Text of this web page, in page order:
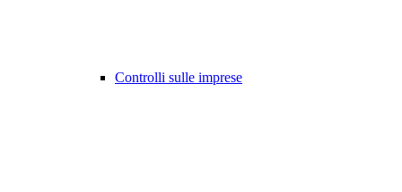
Controlli sulle imprese